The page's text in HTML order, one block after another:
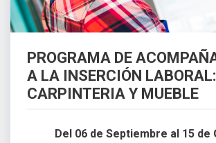
PROGRAMA DE
A LA INSERCIÓN LABORAL:
CARPINTERIA Y MUEBLE
Del 06 de Septiembre al 15 de